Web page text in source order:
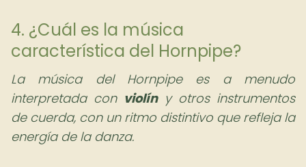
4. ¿Cuál es la música
característica del Hornpipe?
La música del Hornpipe es a menudo
interpretada con violíny otros instrumentos
de cuerda, con un ritmo distintivo que refleja la
energía de la danza.